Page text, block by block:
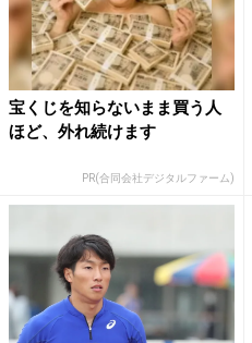
宝くじを知らないまま買う人
ほど、外れ続けます
PR(合同会社デジタルファーム)